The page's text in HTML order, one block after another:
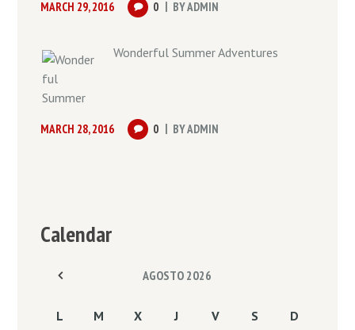
MARCH 29, 2016 0 BYADMIN
Wonderful Summer Adventures
MARCH 28, 2016 0 BYADMIN
Calendar
AGOSTO 2026
L M X J V S
D